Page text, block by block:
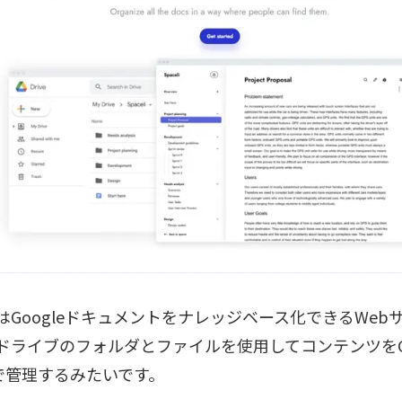
Googleドキュメントをナレッジベース化できるWebサ
ライブのフォルダとファイルを使用してコンテンツ
理するみたいです。